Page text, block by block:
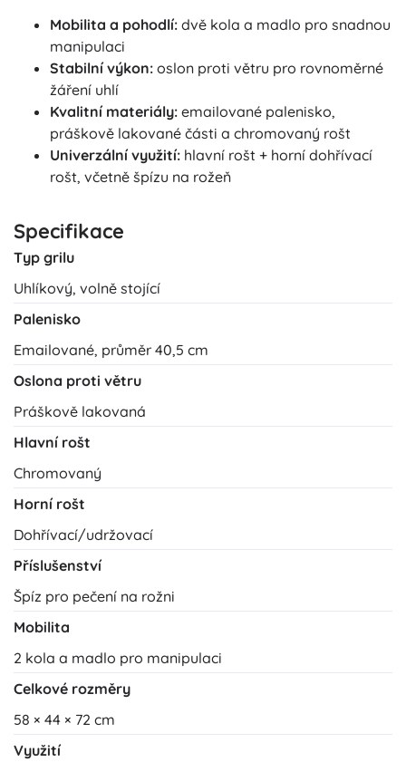
Mobilita a pohodlí: dvě kola a madlo pro snadnou
manipulaci
Stabilní výkon: oslon proti větru pro rovnoměrné
žáření uhlí
Kvalitní materiály: emailované palenisko,
práškově lakované části a chromovaný rošt
Univerzální využití: hlavní rošt + horní dohřívací
rošt, včetně špízu na rožeň
Specifikace
Typ grilu
Uhlíkový, volně stojící
Palenisko
Emailované, průměr 40,5 cm
Oslona proti větru
Práškově lakovaná
Hlavní rošt
Chromovaný
Horní rošt
Dohřívací/udržovací
Příslušenství
Špíz pro pečení na rožni
Mobilita
2 kola a madlo pro manipulaci
Celkové rozměry
58 × 44 × 72 cm
Využití